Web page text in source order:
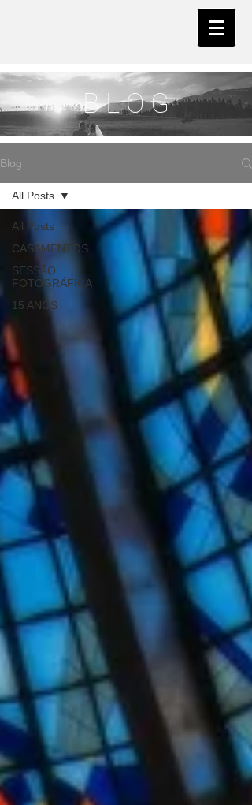
B L O G
Blog
All Posts
CASAMENTOS
SESSÃO
FOTOGRÁFICA
15 ANOS
All Posts